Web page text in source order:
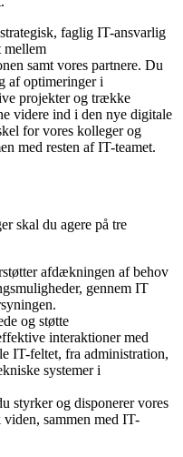
faglig IT-ansvarlig
mellem
samt vores partnere. Du
af optimeringer i
projekter og trække
videre ind i den nye digitale
for vores kolleger og
med resten af IT-teamet.
skal du agere på tre
afdækningen af behov
gennem IT
og støtte
interaktioner med
IT-feltet, fra administration,
systemer i
styrker og disponerer vores
sammen med IT-